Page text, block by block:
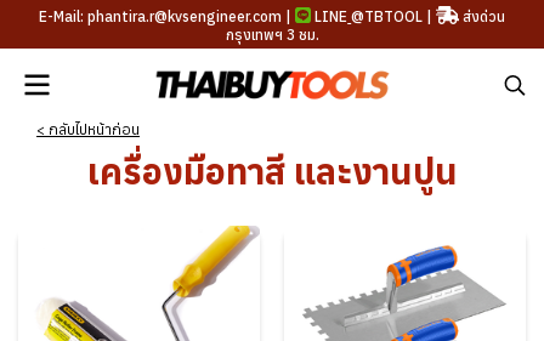
E-Mail: phantira.r@kvsengineer.com | LINE @TBTOOL |
ส่งด่วน
กรุงเทพฯ 3 ชม.
< กลับไปหน้าก่อน
เครื่องมือทาสี และงานปูน